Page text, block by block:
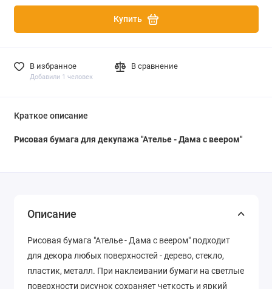
Купить
В избранное
Добавили 1 человек
В сравнение
Краткое описание
Рисовая бумага для декупажа "Ателье - Дама с веером"
Описание
Рисовая бумага "Ателье - Дама с веером" подходит
для декора любых поверхностей - дерево, стекло,
пластик, металл. При наклеивании бумаги на светлые
поверхности рисунок сохраняет четкость и яркий